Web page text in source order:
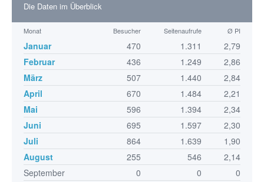
Die Daten im Überblick
Monat Besucher Seitenaufrufe Ø PI
Januar 470 1.311
2,79
Februar
436 1.249
2,86
März
507 1.440
2,84
April
670 1.484
2,21
Mai
596 1.394
2,34
Juni
695 1.597
2,30
Juli
864 1.639
1,90
August
255 546
2,14
September
0 0
0